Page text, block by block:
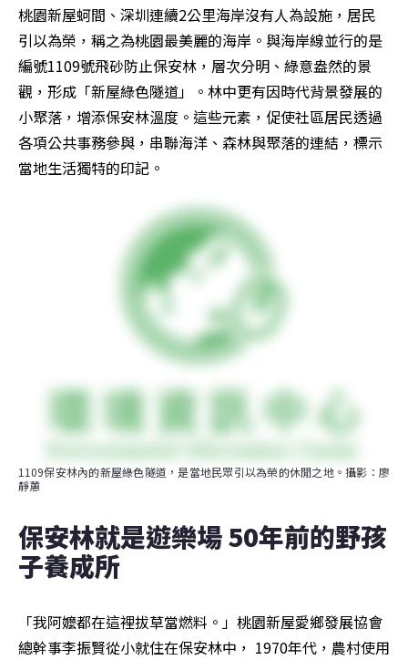
桃園新屋蚵間、深圳連續2公里海岸沒有人為設施，居民
引以為榮，稱之為桃園最美麗的海岸。與海岸線並行的是
編號1109號飛砂防止保安林，層次分明、綠意盎然的景
觀，形成「新屋綠色隧道」。林中更有因時代背景發展的
小聚落，增添保安林溫度。這些元素，促使社區居民透過
各項公共事務參與，串聯海洋、森林與聚落的連結，標示
當地生活獨特的印記。
1109保安林內的新屋綠色隧道，是當地民眾引以為榮的休閒之地。攝影：廖
靜蕙
保安林就是遊樂場 50年前的野孩
子養成所
「我阿嬤都在這裡拔草當燃料。」桃園新屋愛鄉發展協會
總幹事李振賢從小就住在保安林中， 1970年代，農村使用